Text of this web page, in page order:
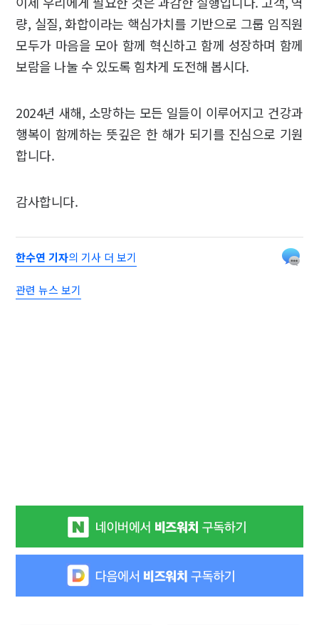
량, 실질, 화합이라는 핵심가치를 기반으로 그룹 임직원
모두가 마음을 모아 함께 혁신하고 함께 성장하며 함께
보람을 나눌 수 있도록 힘차게 도전해 봅시다.
2024년 새해, 소망하는 모든 일들이 이루어지고 건강과
행복이 함께하는 뜻깊은 한 해가 되기를 진심으로 기원
합니다.
감사합니다.
한수연 기자의 기사 더 보기
관련 뉴스 보기